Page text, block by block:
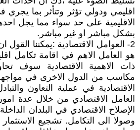
اقليمي ودولي تؤثر وتتأثر بما يجري
الاقليمية على حد سواء مما يجل
بشكل مباشر او غير مباشر.
2- العوامل الاقتصادية :يمكننا القول
هو العامل الاهم في اقامة تكامل
ذات الاهمية الاقتصادية سوف
مكاسب من الدول الاخرى في مواجهة
الاقتصادية في عملية التعاون
العامل الاقتصادي من خلال عدة
الإصلاح الاقتصادي في البلدان
وصولا الى التكامل. تشجيع